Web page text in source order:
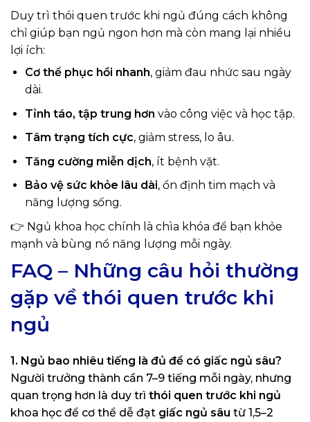
Duy trì thói quen trước khi ngủ đúng cách không
chỉ giúp bạn ngủ ngon hơn mà còn mang lại nhiều
lợi ích:
Cơ thể phục hồi nhanh, giảm đau nhức sau ngày
dài.
Tỉnh táo, tập trung hơn vào công việc và học tập.
Tâm trạng tích cực, giảm stress, lo âu.
Tăng cường miễn dịch, ít bệnh vặt.
Bảo vệ sức khỏe lâu dài, ổn định tim mạch và
năng lượng sống.
👉 Ngủ khoa học chính là chìa khóa để bạn khỏe
mạnh và bùng nổ năng lượng mỗi ngày.
FAQ – Những câu hỏi thường
gặp về thói quen trước khi
ngủ
1. Ngủ bao nhiêu tiếng là đủ để có giấc ngủ sâu?
Người trưởng thành cần 7–9 tiếng mỗi ngày, nhưng
quan trọng hơn là duy trì thói quen trước khi ngủ
khoa học để cơ thể dễ đạt giấc ngủ sâu từ 1,5–2